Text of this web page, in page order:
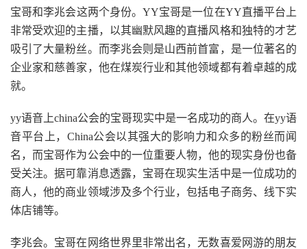
宝哥和李兆会这两个身份。YY宝哥是一位在YY直播平台上
非常受欢迎的主播，以其幽默风趣的直播风格和独特的才艺
吸引了大量粉丝。而李兆会则是山西前首富，是一位著名的
企业家和慈善家，他在煤炭行业和其他领域都有着卓越的成
就。
yy语音上china公会的宝哥现实中是一名成功的商人。在yy语
音平台上，China公会以其强大的影响力和众多的粉丝而闻
名，而宝哥作为公会中的一位重要人物，他的现实身份也备
受关注。据可靠消息透露，宝哥在现实生活中是一位成功的
商人，他的商业领域涉及多个行业，包括电子商务、线下实
体店铺等。
李兆会。宝哥在网络世界里非常出名，无数喜爱网游的朋友